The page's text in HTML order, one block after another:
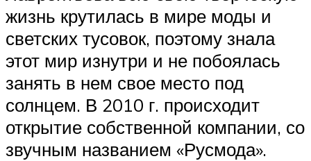
жизнь крутилась в мире моды и
светских тусовок, поэтому знала
этот мир изнутри и не побоялась
занять в нем свое место под
солнцем. В 2010 г. происходит
открытие собственной компании, со
звучным названием «Русмода».